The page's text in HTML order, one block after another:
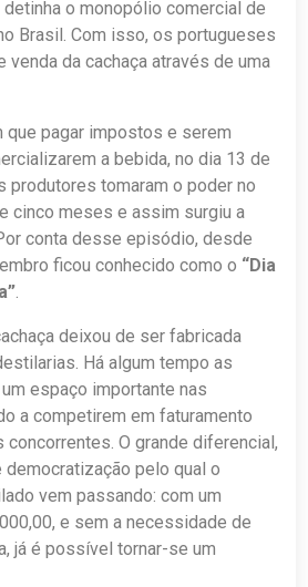
o monopólio comercial de
Brasil. Com isso, os portugueses
venda da cachaça através de uma
que pagar impostos e serem
a bebida, no dia 13 de
produtores tomaram o poder no
cinco meses e assim surgiu a
conta desse episódio, desde
ficou conhecido como o “Dia
.
deixou de ser fabricada
Há algum tempo as
espaço importante nas
a competirem em faturamento
O grande diferencial,
pelo qual o
vem passando: com um
e sem a necessidade de
já é possível tornar-se um